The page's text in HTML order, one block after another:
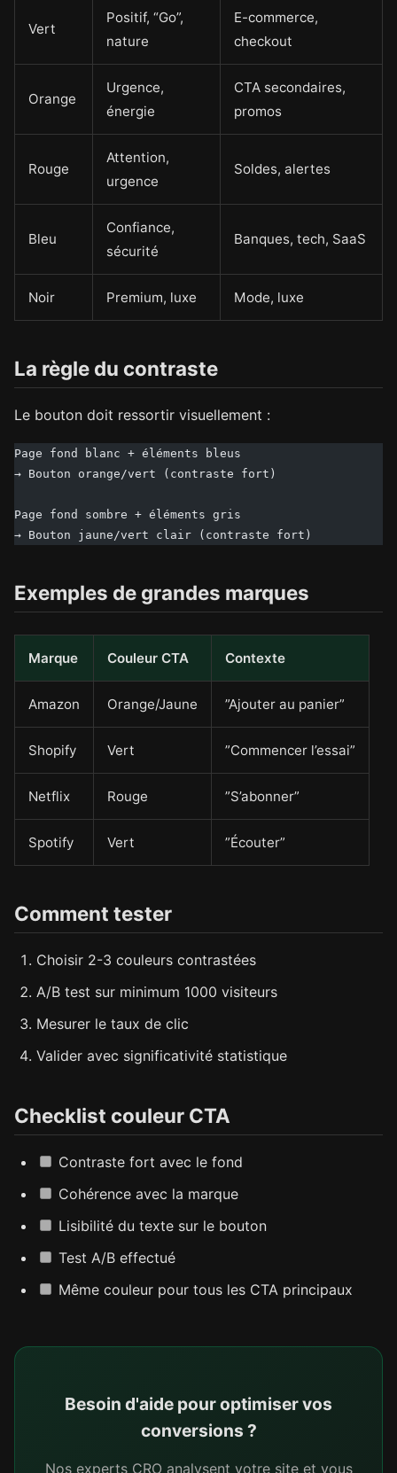
Vert
Positif, “Go”,
nature
E-commerce,
checkout
Orange
Urgence,
énergie
CTA secondaires,
promos
Rouge
Attention,
urgence
Soldes, alertes
Bleu
Confiance,
sécurité
Banques, tech, SaaS
Noir Premium, luxe Mode, luxe
La règle du contraste
Le bouton doit ressortir visuellement :
Page fond blanc + éléments bleus
→ Bouton orange/vert (contraste fort)
Page fond sombre + éléments gris
→ Bouton jaune/vert clair (contraste fort)
Exemples de grandes marques
Marque Couleur CTA Contexte
Amazon Orange/Jaune ”Ajouter au panier”
Shopify Vert ”Commencer l’essai”
Netflix Rouge ”S’abonner”
Spotify Vert ”Écouter”
Comment tester
Choisir 2-3 couleurs contrastées
A/B test sur minimum 1000 visiteurs
Mesurer le taux de clic
Valider avec significativité statistique
Checklist couleur CTA
Contraste fort avec le fond
Cohérence avec la marque
Lisibilité du texte sur le bouton
Test A/B effectué
Même couleur pour tous les CTA principaux
Besoin d'aide pour optimiser vos
conversions ?
Nos experts CRO analysent votre site et vous